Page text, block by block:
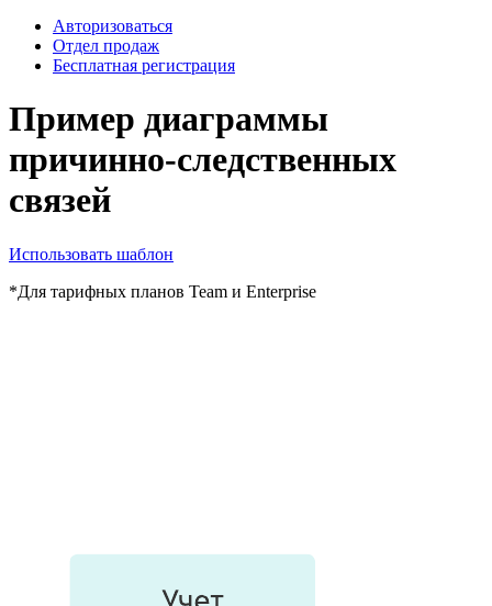
Авторизоваться
Отдел продаж
Бесплатная регистрация
Пример диаграммы
причинно-следственных
связей
Использовать шаблон
*Для тарифных планов Team и Enterprise